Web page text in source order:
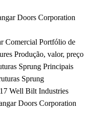
Doors Corporation
Comercial Portfólio de
Produção, valor, preço
Sprung Principais
Sprung
Well Bilt Industries
Doors Corporation